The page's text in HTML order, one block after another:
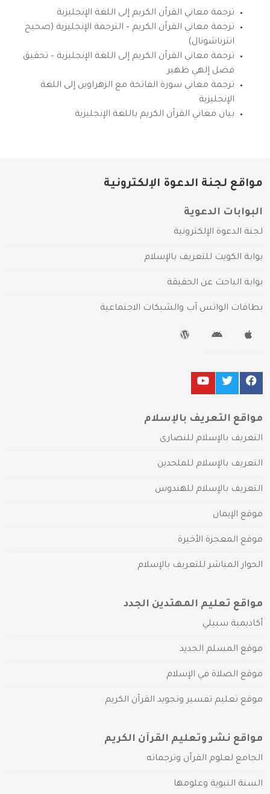
ترجمة معاني القرآن الكريم إلى اللغة الإنجليزية
ترجمة معاني القرآن الكريم – الترجمة الإنجليزية (صحيح
انترناشونال)
ترجمة معاني القرآن الكريم إلى اللغة الإنجليزية – تحقيق
فضل إلهي ظهير
ترجمة معاني سورة الفاتحة مع الزهراوين إلى اللغة
الإنجليزية
بيان معاني القرآن الكريم باللغة الإنجليزية
مواقع لجنة الدعوة الإلكترونية
البوابات الدعوية
لجنة الدعوة الإلكترونية
بوابة الكويت للتعريف بالإسلام
بوابة الباحث عن الحقيقة
بطاقات الواتس آب والشبكات الاجتماعية
مواقع التعريف بالإسلام
التعريف بالإسلام للنصارى
التعريف بالإسلام للملحدين
التعريف بالإسلام للهندوس
موقع الإيمان
موقع المعجزة الأخيرة
الحوار المباشر للتعريف بالإسلام
مواقع تعليم المهتدين الجدد
أكاديمية سبيلي
موقع المسلم الجديد
موقع الصلاة في الإسلام
موقع تعليم تفسير وتجويد القرآن الكريم
مواقع نشر وتعليم القرآن الكريم
الجامع لعلوم القرآن وترجماته
السنة النبوية وعلومها